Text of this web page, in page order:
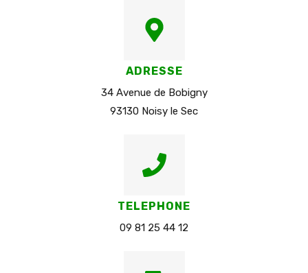
ADRESSE
34 Avenue de Bobigny
93130 Noisy le Sec
TELEPHONE
09 81 25 44 12